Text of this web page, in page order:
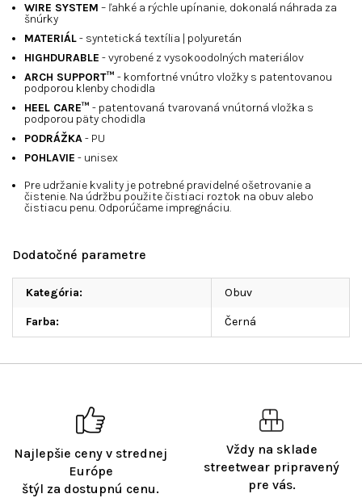
Najlepšie ceny v strednej
Európe
štýl za dostupnú cenu.
Vždy na sklade
streetwear pripravený
pre vás.
WIRE SYSTEM – ľahké a rýchle upínanie, dokonalá náhrada za
šnúrky
MATERIÁL- syntetická textília | polyuretán
HIGHDURABLE - vyrobené z vysokoodolných materiálov
ARCH SUPPORT™ - komfortné vnútro vložky s patentovanou
podporou klenby chodidla
HEEL CARE™ - patentovaná tvarovaná vnútorná vložka s
podporou päty chodidla
PODRÁŽKA- PU
POHLAVIE - unisex
Pre udržanie kvality je potrebné pravidelné ošetrovanie a
čistenie. Na údržbu použite čistiaci roztok na obuv alebo
čistiacu penu. Odporúčame impregnáciu.
Dodatočné parametre
Kategória: Obuv
Farba: Černá